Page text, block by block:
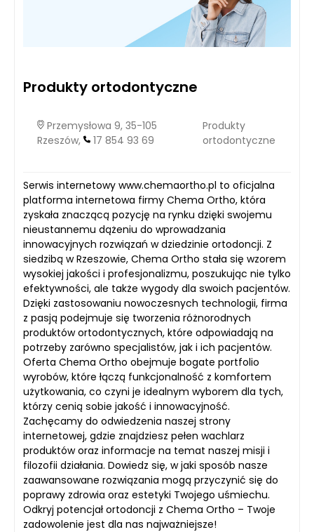
Produkty ortodontyczne
Przemysłowa 9, 35-105
Rzeszów,
17 854 93 69
Produkty
ortodontyczne
Serwis internetowy www.chemaortho.pl to oficjalna
platforma internetowa firmy Chema Ortho, która
zyskała znaczącą pozycję na rynku dzięki swojemu
nieustannemu dążeniu do wprowadzania
innowacyjnych rozwiązań w dziedzinie ortodoncji. Z
siedzibą w Rzeszowie, Chema Ortho stała się wzorem
wysokiej jakości i profesjonalizmu, poszukując nie tylko
efektywności, ale także wygody dla swoich pacjentów.
Dzięki zastosowaniu nowoczesnych technologii, firma
z pasją podejmuje się tworzenia różnorodnych
produktów ortodontycznych, które odpowiadają na
potrzeby zarówno specjalistów, jak i ich pacjentów.
Oferta Chema Ortho obejmuje bogate portfolio
wyrobów, które łączą funkcjonalność z komfortem
użytkowania, co czyni je idealnym wyborem dla tych,
którzy cenią sobie jakość i innowacyjność.
Zachęcamy do odwiedzenia naszej strony
internetowej, gdzie znajdziesz pełen wachlarz
produktów oraz informacje na temat naszej misji i
filozofii działania. Dowiedz się, w jaki sposób nasze
zaawansowane rozwiązania mogą przyczynić się do
poprawy zdrowia oraz estetyki Twojego uśmiechu.
Odkryj potencjał ortodoncji z Chema Ortho – Twoje
zadowolenie jest dla nas najważniejsze!